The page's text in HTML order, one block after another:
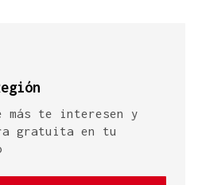
más te interesen y
gratuita en tu